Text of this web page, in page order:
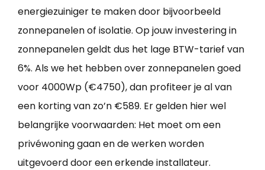
energiezuiniger te maken door bijvoorbeeld
zonnepanelen of isolatie. Op jouw investering in
zonnepanelen geldt dus het lage BTW-tarief van
6%. Als we het hebben over zonnepanelen goed
voor 4000Wp (€4750), dan profiteer je al van
een korting van zo’n €589. Er gelden hier wel
belangrijke voorwaarden: Het moet om een
privéwoning gaan en de werken worden
uitgevoerd door een erkende installateur.